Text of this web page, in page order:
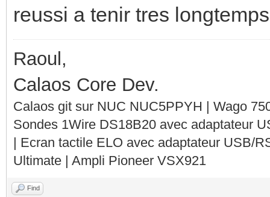
reussi a tenir tres
Raoul,
Calaos Core Dev.
Calaos git sur NUC NUC5PPYH | Wago
Sondes 1Wire DS18B20 avec adaptateur
| Ecran tactile ELO avec adaptateur USB/
Ultimate | Ampli Pioneer VSX921
Find